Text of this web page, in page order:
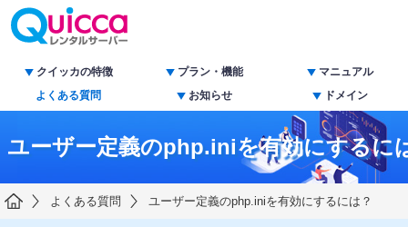
クイッカの特徴 プラン・機能
マニュアル
よくある質問
お知らせ ドメイン
ユーザー定義のphp.iniを有効にするに
よくある質問 ユーザー定義のphp.iniを有効にするには？